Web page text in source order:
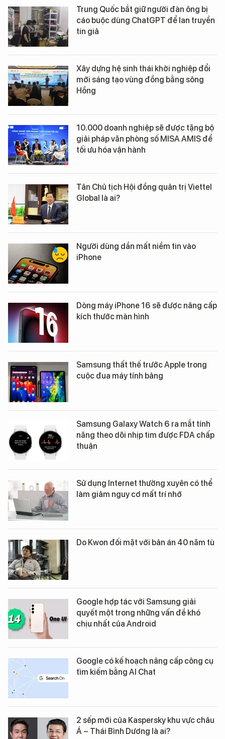
Trung Quốc bắt giữ người đàn ông bị
cáo buộc dùng ChatGPT để lan truyền
tin giả
Xây dựng hệ sinh thái khởi nghiệp đổi
mới sáng tạo vùng đồng bằng sông
Hồng
10.000 doanh nghiệp sẽ được tặng bộ
giải pháp văn phòng số MISA AMIS để
tối ưu hóa vận hành
Tân Chủ tịch Hội đồng quản trị Viettel
Global là ai?
Người dùng dần mất niềm tin vào
iPhone
Dòng máy iPhone 16 sẽ được nâng cấp
kích thước màn hình
Samsung thất thế trước Apple trong
cuộc đua máy tính bảng
Samsung Galaxy Watch 6 ra mắt tính
năng theo dõi nhịp tim được FDA chấp
thuận
Sử dụng Internet thường xuyên có thể
làm giảm nguy cơ mất trí nhớ
Do Kwon đối mặt với bản án 40 năm tù
Google hợp tác với Samsung giải
quyết một trong những vấn đề khó
chịu nhất của Android
Google có kế hoạch nâng cấp công cụ
tìm kiếm bằng AI Chat
2 sếp mới của Kaspersky khu vực châu
Á – Thái Bình Dương là ai?